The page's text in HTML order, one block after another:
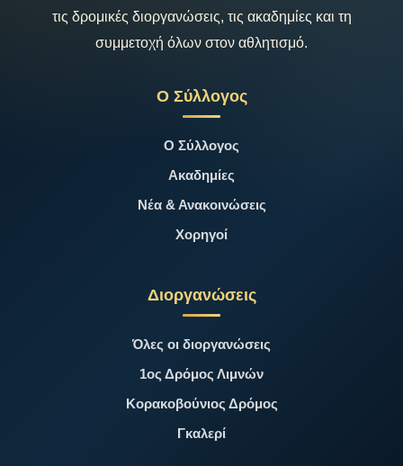
τις δρομικές διοργανώσεις, τις ακαδημίες και τη
συμμετοχή όλων στον αθλητισμό.
Ο Σύλλογος
Ο Σύλλογος
Ακαδημίες
Νέα & Ανακοινώσεις
Χορηγοί
Διοργανώσεις
Όλες οι διοργανώσεις
1ος Δρόμος Λιμνών
Κορακοβούνιος Δρόμος
Γκαλερί